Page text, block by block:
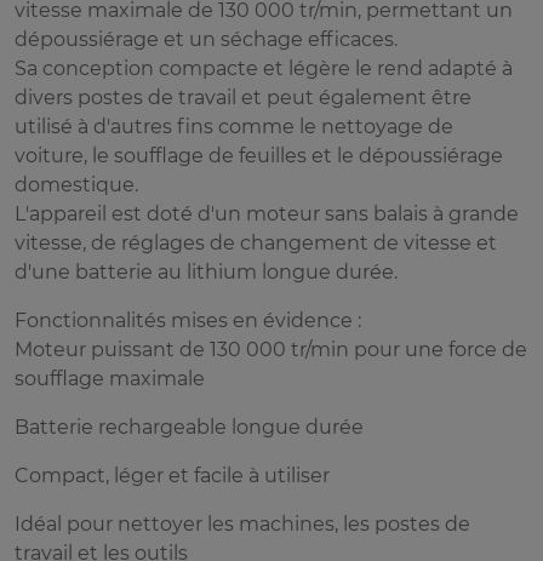
vitesse maximale de 130 000 tr/min, permettant un
dépoussiérage et un séchage efficaces.
Sa conception compacte et légère le rend adapté à
divers postes de travail et peut également être
utilisé à d'autres fins comme le nettoyage de
voiture, le soufflage de feuilles et le dépoussiérage
domestique.
L'appareil est doté d'un moteur sans balais à grande
vitesse, de réglages de changement de vitesse et
d'une batterie au lithium longue durée.
Fonctionnalités mises en évidence :
Moteur puissant de 130 000 tr/min pour une force de
soufflage maximale
Batterie rechargeable longue durée
Compact, léger et facile à utiliser
Idéal pour nettoyer les machines, les postes de
travail et les outils